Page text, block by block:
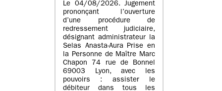
Le 04/08/2026. Jugement
prononçant l’ouverture
d’une procédure de
redressement judiciaire,
désignant administrateur la
Selas Anasta-Aura Prise en
la Personne de Maître Marc
Chapon 74 rue de Bonnel
69003 Lyon, avec les
pouvoirs : assister le
débiteur dans tous les